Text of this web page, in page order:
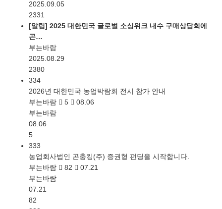
2025.09.05
2331
[알림] 2025 대한민국 글로벌 소싱위크 내수 구매상담회에
곤…
부는바람
2025.08.29
2380
334
2026년 대한민국 농업박람회 전시 참가 안내
부는바람
5
08.06
부는바람
08.06
5
333
농업회사법인 곤충킹(주) 증권형 펀딩을 시작합니다.
부는바람
82
07.21
부는바람
07.21
82